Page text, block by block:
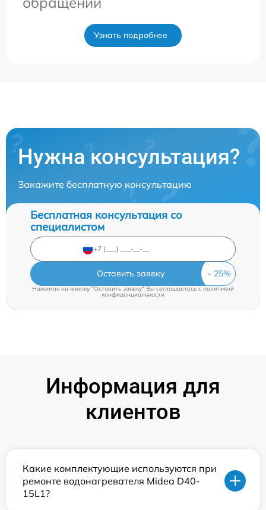
Узнать подробнее
Нужна консультация?
Закажите бесплатную консультацию
Бесплатная консультация со
специалистом
Оставить заявку
Нажимая на кнопку "Оставить заявку" Вы соглашаетесь cполитикой
конфиденциальности
Информация для
клиентов
Какие комплектующие используются при
ремонте водонагревателя Midea D40-
15L1?